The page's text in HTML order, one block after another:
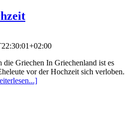
die Griechen In Griechenland ist es
vor der Hochzeit sich verloben.